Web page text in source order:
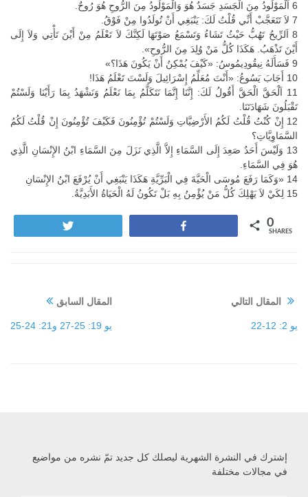
6 اَلْمَوْلُودُ مِنَ الْجَسَدِ جَسَدٌ هُوَ وَالْمَوْلُودُ مِنَ الرُّوحِ هُوَ رُوحٌ.
7 لاَ تَتَعَجَّبْ أَنِّي قُلْتُ لَكَ: يَنْبَغِي أَنْ تُولَدُوا مِنْ فَوْقُ.
8 اَلرِّيحُ تَهُبُّ حَيْثُ تَشَاءُ وَتَسْمَعُ صَوْتَهَا لَكِنَّكَ لاَ تَعْلَمُ مِنْ أَيْنَ تَأْتِي وَلاَ إِلَى
أَيْنَ تَذْهَبُ. هَكَذَا كُلُّ مَنْ وُلِدَ مِنَ الرُّوحِ».
9 فَسَأَلَهُ نِيقُودِيمُوسُ: «كَيْفَ يُمْكِنُ أَنْ يَكُونَ هَذَا؟»
10 أَجَابَ يَسُوعُ: «أَنْتَ مُعَلِّمُ إِسْرَائِيلَ وَلَسْتَ تَعْلَمُ هَذَا!
11 اَلْحَقَّ الْحَقَّ أَقُولُ لَكَ: إِنَّنَا إِنَّمَا نَتَكَلَّمُ بِمَا نَعْلَمُ وَنَشْهَدُ بِمَا رَأَيْنَا وَلَسْتُمْ
تَقْبَلُونَ شَهَادَتَنَا.
12 إِنْ كُنْتُ قُلْتُ لَكُمُ الأَرْضِيَّاتِ وَلَسْتُمْ تُؤْمِنُونَ فَكَيْفَ تُؤْمِنُونَ إِنْ قُلْتُ لَكُمُ
السَّمَاوِيَّاتِ؟
13 وَلَيْسَ أَحَدٌ صَعِدَ إِلَى السَّمَاءِ إِلاَّ الَّذِي نَزَلَ مِنَ السَّمَاءِ ابْنُ الإِنْسَانِ الَّذِي
هُوَ فِي السَّمَاءِ.
14 «وَكَمَا رَفَعَ مُوسَى الْحَيَّةَ فِي الْبَرِّيَّةِ هَكَذَا يَنْبَغِي أَنْ يُرْفَعَ ابْنُ الإِنْسَانِ
15 لِكَيْ لاَ يَهْلِكَ كُلُّ مَنْ يُؤْمِنُ بِهِ بَلْ تَكُونُ لَهُ الْحَيَاةُ الأَبَدِيَّةُ.
0
SHARES
المقال السابق
يو 19: 25-27 و21: 24-25
المقال التالي
يو 2: 12-22
إشترك في النشرة الشهرية ليصلك كل جديد تمّ نشره من مواضيع
في مجالات مختلفة